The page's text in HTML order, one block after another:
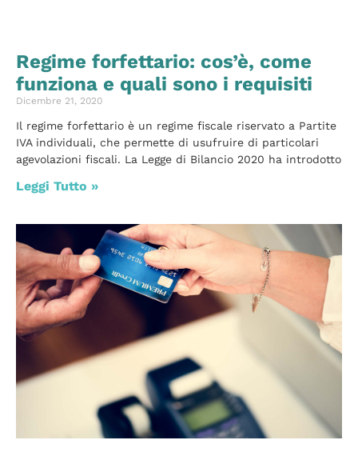
Regime forfettario: cos’è, come
funziona e quali sono i requisiti
Dicembre 21, 2020
Il regime forfettario è un regime fiscale riservato a Partite
IVA individuali, che permette di usufruire di particolari
agevolazioni fiscali. La Legge di Bilancio 2020 ha introdotto
Leggi Tutto »